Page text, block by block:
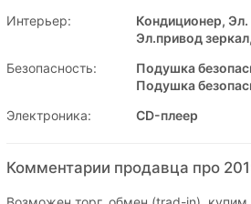
Интерьер:
Кондиционер,
Эл.привод
Безопасность:
Подушка
Подушка
Электроника:
CD-плеер
Комментарии продавца про